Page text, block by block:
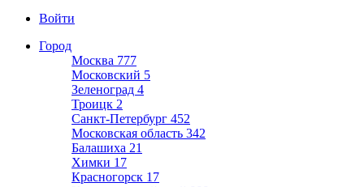
Войти
Город
Москва 777
Московский 5
Зеленоград 4
Троицк 2
Санкт-Петербург 452
Московская область 342
Балашиха 21
Химки 17
Красногорск 17